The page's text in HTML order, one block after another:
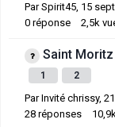
ParSpirit45, 15
0 réponse 2,5k
Saint Moritz
1 2
Par Invité chrissy,
28 réponses 10,9k